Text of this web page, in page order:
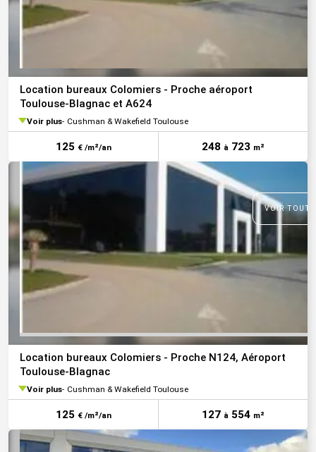
Location bureaux Colomiers - Proche aéroport
Toulouse-Blagnac et A624
Voir plus Cushman & Wakefield Toulouse
125 € /m²/an 248 à 723 m²
VOIR
Location bureaux Colomiers - Proche N124, Aéroport
Toulouse-Blagnac
Voir plus Cushman & Wakefield Toulouse
125 € /m²/an 127 à 554 m²